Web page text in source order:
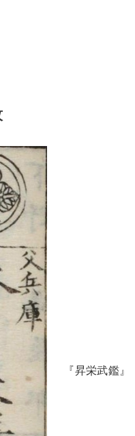
『昇栄武鑑